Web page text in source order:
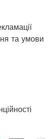
та умови